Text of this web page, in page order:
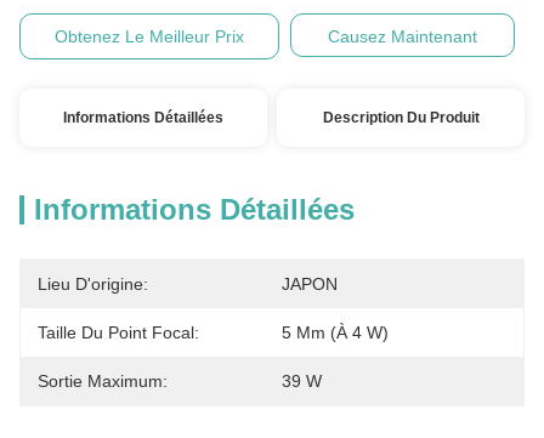
Obtenez Le Meilleur Prix Causez Maintenant
Informations Détaillées Description Du Produit
Informations Détaillées
Lieu D'origine: JAPON
Taille Du Point Focal: 5 Μm (à 4 W)
Sortie Maximum: 39 W